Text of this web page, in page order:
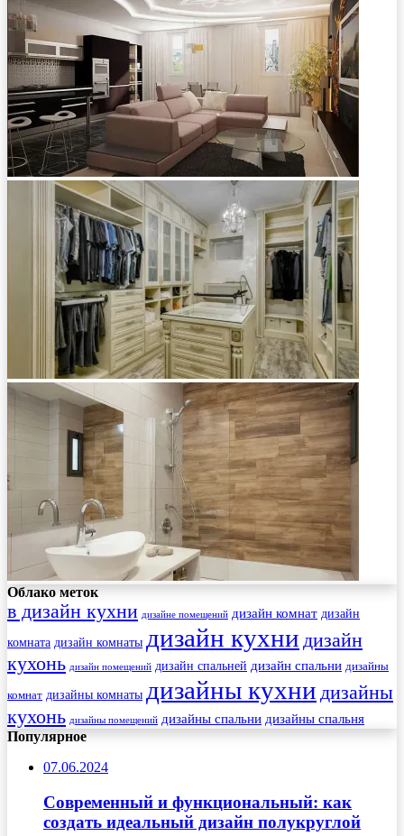
Облако меток
в дизайн кухни дизайне помещений дизайн комнат дизайн
комната дизайн комнаты дизайн кухни дизайн
кухонь дизайн помещений дизайн спальней дизайн спальни дизайны
комнат дизайны комнаты дизайны кухни дизайны
кухонь дизайны помещений дизайны спальни дизайны спальня
Популярное
07.06.2024
Современный и функциональный: как
создать идеальный дизайн полукруглой